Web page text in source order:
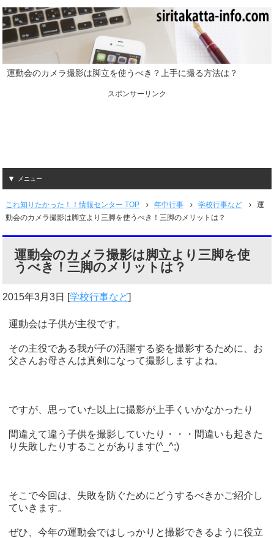
運動会のカメラ撮影は脚立を使うべき？上手に撮る方法は？
スポンサーリンク
メニュー
これ知りたかった！！情報センター TOP 年中行事 学校行事など
運
動会のカメラ撮影は脚立より三脚を使うべき！三脚のメリットは？
運動会のカメラ撮影は脚立より三脚を使
うべき！三脚のメリットは？
2015年3月3日 [学校行事など]
運動会は子供が主役です。
その主役である我が子の活躍する姿を撮影するために、お
父さんお母さんは真剣になって撮影しますよね。
ですが、思っていた以上に撮影が上手くいかなかったり
間違えて違う子供を撮影していたり・・・間違いも起きた
り失敗したりすることがあります(^_^;)
そこで今回は、失敗を防ぐためにどうするべきかご紹介し
ていきます。
ぜひ、今年の運動会ではしっかりと撮影できるように役立